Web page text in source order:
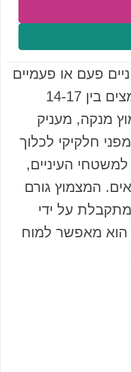
פעם או פעמיים
בדקה, ומבוגרים ממצמצים בין 14-17
מנקה, מעניק
חלקיקי לכלוך
העיניים,
המצמוץ גורם
על ידי
הוא מאפשר למוח